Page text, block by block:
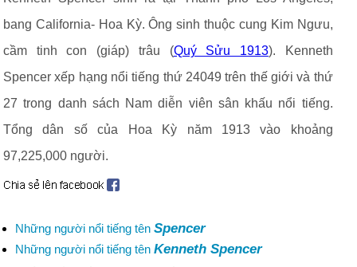
bang California- Hoa Kỳ. Ông sinh thuộc cung Kim Ngưu,
cầm tinh con (giáp) trâu (Quý Sửu 1913). Kenneth
Spencer xếp hạng nổi tiếng thứ 24049 trên thế giới và thứ
27 trong danh sách Nam diễn viên sân khấu nổi tiếng.
Tổng dân số của Hoa Kỳ năm 1913 vào khoảng
97,225,000 người.
Những người nổi tiếng tên Spencer
Những người nổi tiếng tên Kenneth Spencer